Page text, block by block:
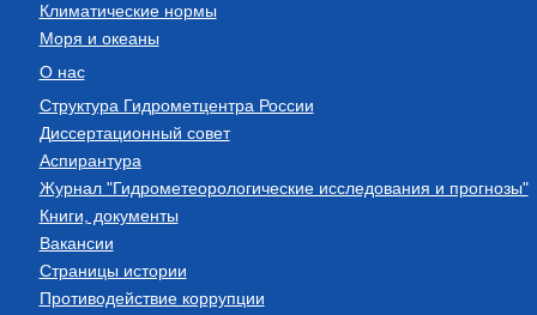
Климатические нормы
Моря и океаны
О нас
Структура Гидрометцентра России
Диссертационный совет
Аспирантура
Журнал "Гидрометеорологические исследования и прогнозы"
Книги, документы
Вакансии
Страницы истории
Противодействие коррупции